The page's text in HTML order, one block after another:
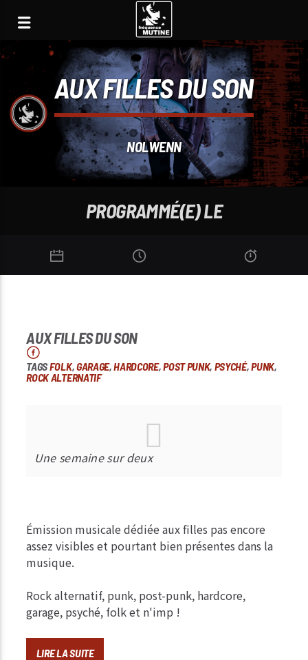
AUX FILLES DU SON
NOLWENN
PROGRAMMÉ(E) LE
AUX FILLES DU SON
TAGSFOLK,GARAGE,HARDCORE,POST PUNK, PSYCHÉ,PUNK,
ROCK ALTERNATIF
Une semaine sur deux
Émission musicale dédiée aux filles pas encore
assez visibles et pourtant bien présentes dans la
musique.
Rock alternatif, punk, post-punk, hardcore,
garage, psyché, folk et n'imp !
LIRE LA SUITE